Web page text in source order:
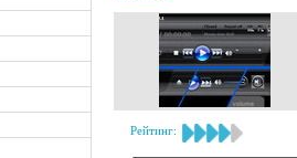
Рейтинг: